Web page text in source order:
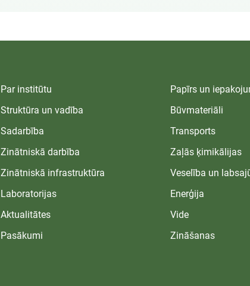
Par institūtu
Struktūra un vadība
Sadarbība
Zinātniskā darbība
Zinātniskā infrastruktūra
Laboratorijas
Aktualitātes
Pasākumi
Papīrs un
Būvmateriāli
Transports
Zaļās ķimikālijas
Veselība un
Enerģija
Vide
Zināšanas